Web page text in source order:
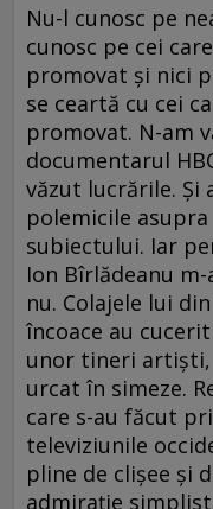
Nu-l cunosc pe
cunosc pe cei
promovat şi nici
se ceartă cu cei
promovat. N-am
documentarul
văzut lucrările. Şi
polemicile asupra
subiectului. Iar
Ion Bîrlădeanu
nu. Colajele lui din
încoace au
unor tineri artişti,
urcat în simeze.
care s-au făcut
televiziunile
pline de clişee şi
admiraţie